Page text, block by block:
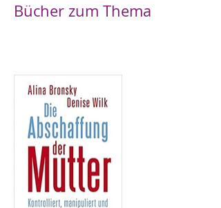
Bücher zum Thema